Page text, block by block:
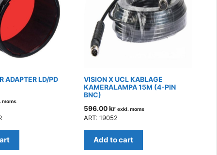
ADAPTER LD/PD
moms
VISION X UCL KABLAGE
KAMERALAMPA 15M (4-PIN
BNC)
596.00kr exkl. moms
ART: 19052
Add to cart